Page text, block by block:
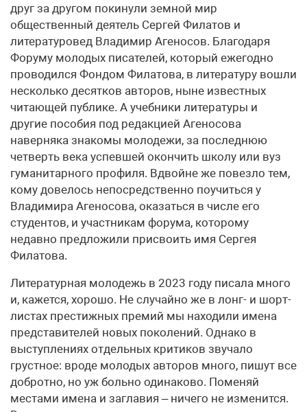
друг за другом покинули земной мир
общественный деятель Сергей Филатов и
литературовед Владимир Агеносов. Благодаря
Форуму молодых писателей, который ежегодно
проводился Фондом Филатова, в литературу вошли
несколько десятков авторов, ныне известных
читающей публике. А учебники литературы и
другие пособия под редакцией Агеносова
наверняка знакомы молодежи, за последнюю
четверть века успевшей окончить школу или вуз
гуманитарного профиля. Вдвойне же повезло тем,
кому довелось непосредственно поучиться у
Владимира Агеносова, оказаться в числе его
студентов, и участникам форума, которому
недавно предложили присвоить имя Сергея
Филатова.
Литературная молодежь в 2023 году писала много
и, кажется, хорошо. Не случайно же в лонг- и шорт-
листах престижных премий мы находили имена
представителей новых поколений. Однако в
выступлениях отдельных критиков звучало
грустное: вроде молодых авторов много, пишут все
добротно, но уж больно одинаково. Поменяй
местами имена и заглавия – ничего не изменится.